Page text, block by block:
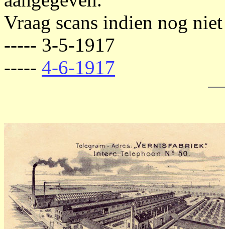
Vraag scans indien nog
----- 3-5-1917
----- 4-6-1917